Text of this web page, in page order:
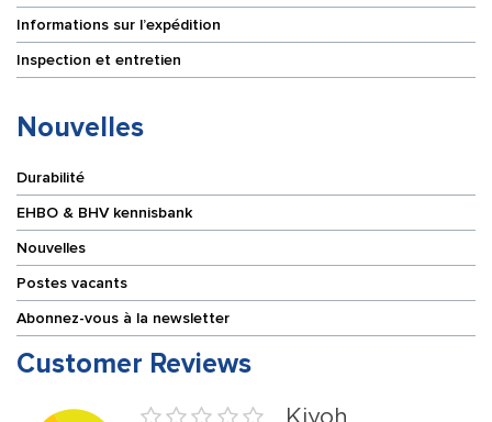
Informations sur l’expédition
Inspection et entretien
Nouvelles
Durabilité
EHBO & BHV kennisbank
Nouvelles
Postes vacants
Abonnez-vous à la newsletter
Customer Reviews